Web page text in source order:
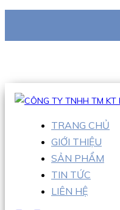
Hotline:0938 710 079
TRANG CHỦ
GIỚI THIỆU
SẢN PHẨM
TIN TỨC
LIÊN HỆ